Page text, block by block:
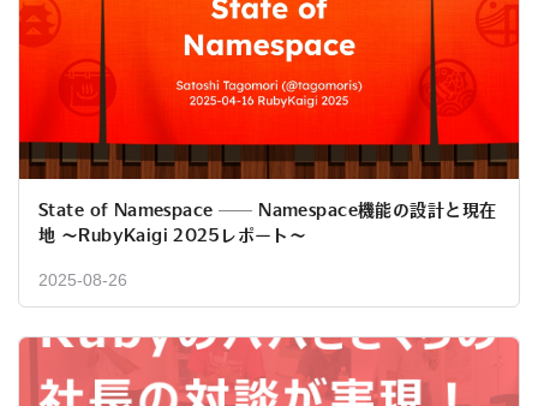
State of Namespace ── Namespace機能の設計と現在
地 〜RubyKaigi 2025レポート〜
2025-08-26